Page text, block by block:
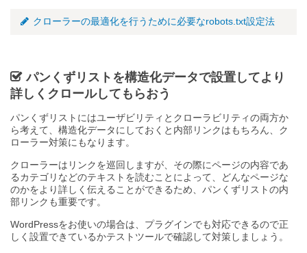
クローラーの最適化を行うために必要なrobots.txt設定法
パンくずリストを構造化データで設置してより
詳しくクロールしてもらおう
パンくずリストにはユーザビリティとクローラビリティの両方か
ら考えて、構造化データにしておくと内部リンクはもちろん、ク
ローラー対策にもなります。
クローラーはリンクを巡回しますが、その際にページの内容であ
るカテゴリなどのテキストを読むことによって、どんなページな
のかをより詳しく伝えることができるため、パンくずリストの内
部リンクも重要です。
WordPressをお使いの場合は、プラグインでも対応できるので正
しく設置できているかテストツールで確認して対策しましょう。